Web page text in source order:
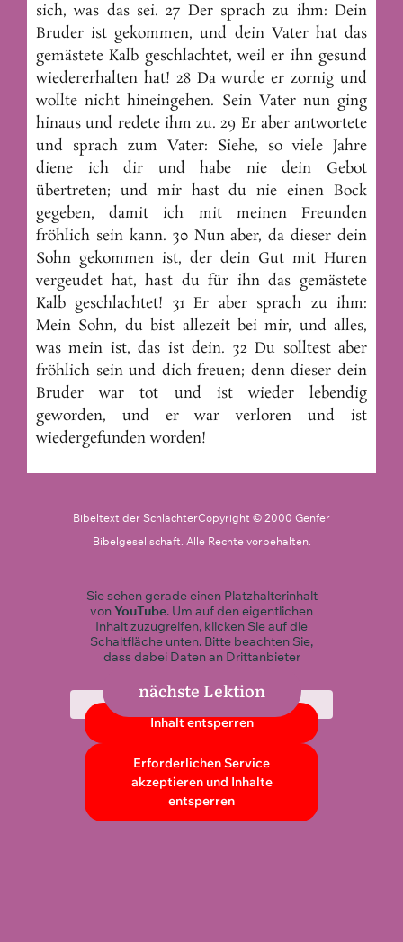
sich, was das sei. 27 Der sprach zu ihm: Dein
Bruder ist gekommen, und dein Vater hat das
gemästete Kalb geschlachtet, weil er ihn gesund
wiedererhalten hat! 28 Da wurde er zornig und
wollte nicht hineingehen. Sein Vater nun ging
hinaus und redete ihm zu. 29 Er aber antwortete
und sprach zum Vater: Siehe, so viele Jahre
diene ich dir und habe nie dein Gebot
übertreten; und mir hast du nie einen Bock
gegeben, damit ich mit meinen Freunden
fröhlich sein kann. 30 Nun aber, da dieser dein
Sohn gekommen ist, der dein Gut mit Huren
vergeudet hat, hast du für ihn das gemästete
Kalb geschlachtet! 31 Er aber sprach zu ihm:
Mein Sohn, du bist allezeit bei mir, und alles,
was mein ist, das ist dein. 32 Du solltest aber
fröhlich sein und dich freuen; denn dieser dein
Bruder war tot und ist wieder lebendig
geworden, und er war verloren und ist
wiedergefunden worden!
Bibeltext der SchlachterCopyright © 2000 Genfer
Bibelgesellschaft. Alle Rechte vorbehalten.
Fazit
Sie sehen gerade einen Platzhalterinhalt
vonYouTube. Um auf den eigentlichen
Inhalt zuzugreifen, klicken Sie auf die
Schaltfläche unten. Bitte beachten Sie,
dass dabei Daten an Drittanbieter
Mehr Informationen
Inhalt entsperren
Erforderlichen Service
akzeptieren und Inhalte
entsperren
nächste Lektion